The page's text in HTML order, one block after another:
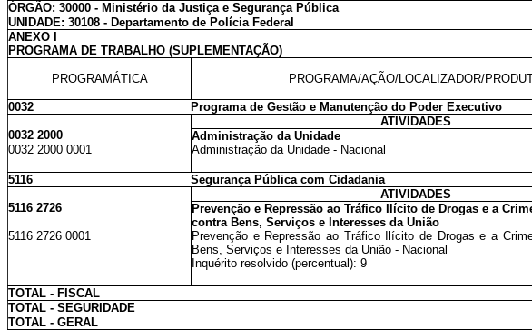
ÓRGÃO: 30000 - Ministério da Justiça e Segurança Pública
UNIDADE: 30108 - Departamento de Polícia Federal
ANEXO I
PROGRAMA DE TRABALHO (SUPLEMENTAÇÃO)
PROGRAMÁTICA PROGRAMA/AÇÃO/LOCALIZADOR/
0032 Programa de Gestão e Manutenção do Poder Executivo
ATIVIDADES
0032 2000
Administração da Unidade
0032 2000 0001
Administração da Unidade - Nacional
5116
Segurança Pública com Cidadania
ATIVIDADES
5116 2726
Prevenção e Repressão ao Tráfico Ilícito de Drogas e a
contra Bens, Serviços e Interesses da União
5116 2726 0001
Prevenção e Repressão ao Tráfico Ilícito de Drogas e a
Bens, Serviços e Interesses da União - Nacional
Inquérito resolvido (percentual): 9
TOTAL - FISCAL
TOTAL - SEGURIDADE
TOTAL - GERAL